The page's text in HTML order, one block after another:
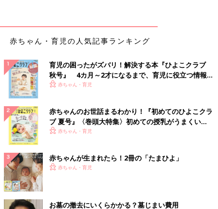
赤ちゃん・育児の人気記事ランキング
育児の困ったがズバリ！解決する本『ひよこクラブ
秋号』 4カ月～2才になるまで、育児に役立つ情報が
いっぱい！
赤ちゃん・育児
赤ちゃんのお世話まるわかり！『初めてのひよこクラ
ブ 夏号』〈巻頭大特集〉初めての授乳がうまくい
く！ おっぱい・ミルクの基本と夏のトラブル 解決テ
赤ちゃん・育児
赤ちゃんが生まれたら！2冊の「たまひよ」
赤ちゃん・育児
お墓の撤去にいくらかかる？墓じまい費用